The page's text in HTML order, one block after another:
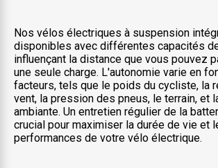
Nos vélos électriques à suspension
disponibles avec différentes capacités
influençant la distance que vous pouvez
une seule charge. L'autonomie varie en
facteurs, tels que le poids du cycliste, la
vent, la pression des pneus, le terrain, et
ambiante. Un entretien régulier de la
crucial pour maximiser la durée de vie et
performances de votre vélo électrique.